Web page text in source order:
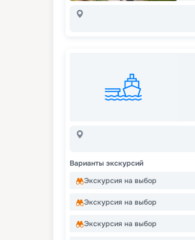
Варианты экскурсий
Экскурсия на выбор
Экскурсия на выбор
Экскурсия на выбор